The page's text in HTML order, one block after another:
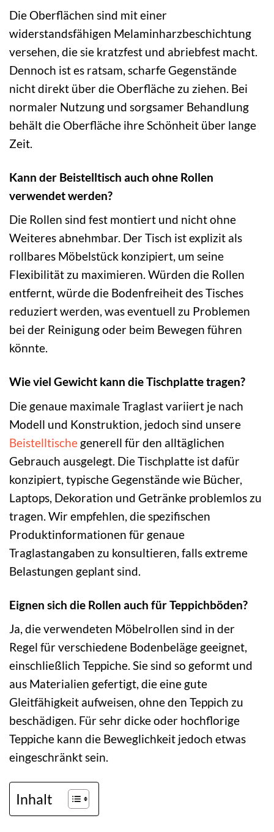
Die Oberflächen sind mit einer
widerstandsfähigen Melaminharzbeschichtung
versehen, die sie kratzfest und abriebfest macht.
Dennoch ist es ratsam, scharfe Gegenstände
nicht direkt über die Oberfläche zu ziehen. Bei
normaler Nutzung und sorgsamer Behandlung
behält die Oberfläche ihre Schönheit über lange
Zeit.
Kann der Beistelltisch auch ohne Rollen
verwendet werden?
Die Rollen sind fest montiert und nicht ohne
Weiteres abnehmbar. Der Tisch ist explizit als
rollbares Möbelstück konzipiert, um seine
Flexibilität zu maximieren. Würden die Rollen
entfernt, würde die Bodenfreiheit des Tisches
reduziert werden, was eventuell zu Problemen
bei der Reinigung oder beim Bewegen führen
könnte.
Wie viel Gewicht kann die Tischplatte tragen?
Die genaue maximale Traglast variiert je nach
Modell und Konstruktion, jedoch sind unsere
Beistelltische generell für den alltäglichen
Gebrauch ausgelegt. Die Tischplatte ist dafür
konzipiert, typische Gegenstände wie Bücher,
Laptops, Dekoration und Getränke problemlos zu
tragen. Wir empfehlen, die spezifischen
Produktinformationen für genaue
Traglastangaben zu konsultieren, falls extreme
Belastungen geplant sind.
Eignen sich die Rollen auch für Teppichböden?
Ja, die verwendeten Möbelrollen sind in der
Regel für verschiedene Bodenbeläge geeignet,
einschließlich Teppiche. Sie sind so geformt und
aus Materialien gefertigt, die eine gute
Gleitfähigkeit aufweisen, ohne den Teppich zu
beschädigen. Für sehr dicke oder hochflorige
Teppiche kann die Beweglichkeit jedoch etwas
eingeschränkt sein.
Inhalt